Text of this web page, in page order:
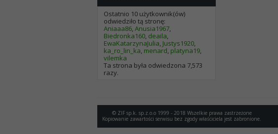
Ostatnio 10 użytkownik(ów)
odwiedziło tą stronę:
Aniaaa86,Anusia1967,
Biedronka160, deaila,
EwaKatarzynaJulia, Justys1920,
ka_ro_lin_ka, menard, platyna19,
vilemka
Ta strona była odwiedzona 7,573
razy.
© ZIF sp.k. sp.z.o.o 1999 - 2018 Wszelkie prawa zastrzeżone
Kopiowanie zawartości serwisu bez zgody właściciela jest zabronione.